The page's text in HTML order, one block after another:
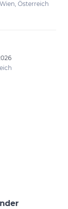
Österreich